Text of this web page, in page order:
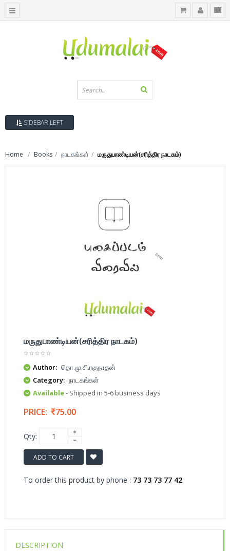
SIDEBAR LEFT
Home Books நாடகங்கள் மருதுபாண்டியன்(சரித்திர நாடகம்)
மருதுபாண்டியன்(சரித்திர நாடகம்)
Author: தொ.மு.சி.ரகுநாதன்
Category: நாடகங்கள்
Available- Shipped in 5-6 business days
PRICE: 75.00
Qty:
ADD TO CART
To order this product by phone : 73 73 73 77 42
DESCRIPTION